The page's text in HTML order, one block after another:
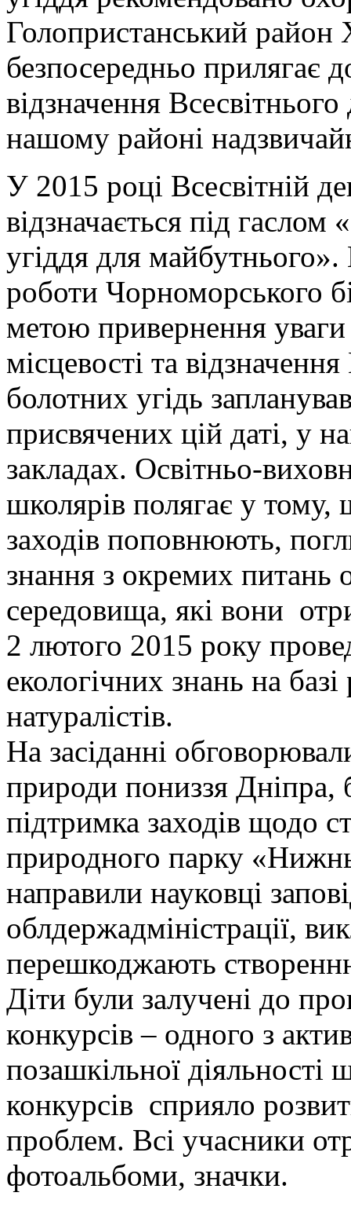
Голопристанський район
безпосередньо прилягає
відзначення
нашому районі
У 2015 році Всесвітній
відзначається під
угіддя для майбутнього».
роботи Чорноморського
метою привернення
місцевості та
болотних угідь
присвячених цій даті, у
закладах. Освітньо-
школярів полягає у тому,
заходів поповнюють,
знання з окремих
середовища, які вони
2 лютого 2015 року
екологічних знань на
натуралістів.
На засіданні
природи пониззя
підтримка заходів щодо
природного парку
направили науковці
облдержадміністрації,
перешкоджають
Діти були залучені до
конкурсів – одного з
позашкільної діяльності
конкурсів сприяло
проблем. Всі учасники
фотоальбоми, значки.